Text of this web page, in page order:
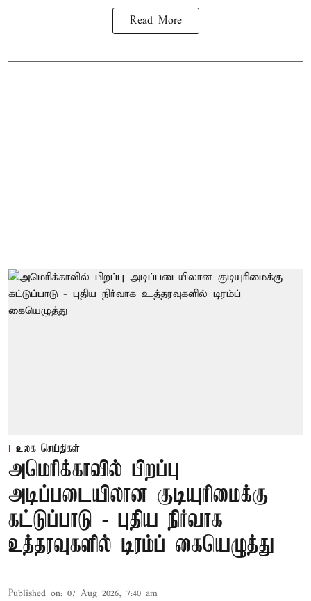
Read More
உலக செய்திகள்
அமெரிக்காவில் பிறப்பு
அடிப்படையிலான குடியுரிமைக்கு
கட்டுப்பாடு - புதிய நிர்வாக
உத்தரவுகளில் டிரம்ப் கையெழுத்து
Published on: 07 Aug 2026, 7:40 am